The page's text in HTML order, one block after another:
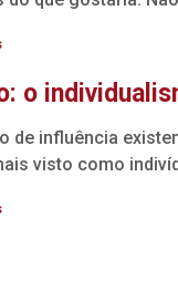
o
de influência
visto como